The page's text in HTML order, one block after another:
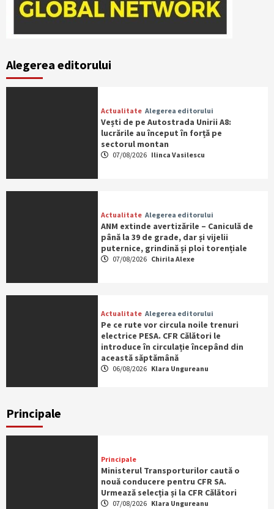
Alegerea editorului
Actualitate Alegerea editorului
Vești de pe Autostrada Unirii A8:
lucrările au început în forță pe
sectorul montan
07/08/2026 Ilinca Vasilescu
Actualitate Alegerea editorului
ANM extinde avertizările – Caniculă de
până la 39 de grade, dar și vijelii
puternice, grindină și ploi torențiale
07/08/2026 Chirila Alexe
Actualitate Alegerea editorului
Pe ce rute vor circula noile trenuri
electrice PESA. CFR Călători le
introduce în circulație începând din
această săptămână
06/08/2026 Klara Ungureanu
Principale
Principale
Ministerul Transporturilor caută o
nouă conducere pentru CFR SA.
Urmează selecția și la CFR Călători
07/08/2026 Klara Ungureanu